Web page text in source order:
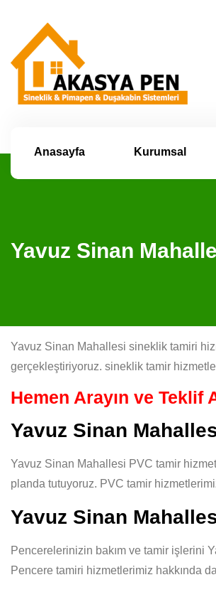
Anasayfa Kurumsal
Yavuz Sinan
Yavuz Sinan Mahallesi sineklik tamiri
gerçekleştiriyoruz. sineklik tamir
Hemen Arayın ve Teklif
Yavuz Sinan
Yavuz Sinan Mahallesi PVC tamir
planda tutuyoruz. PVC tamir
Yavuz Sinan
Pencerelerinizin bakım ve tamir işlerini
Pencere tamiri hizmetlerimiz hakkında